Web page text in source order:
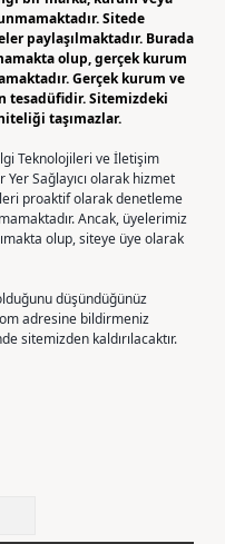
Sitede
paylaşılmaktadır. Burada
olup, gerçek kurum
Gerçek kurum ve
tesadüfidir. Sitemizdeki
taşımazlar.
Teknolojileri ve İletişim
Sağlayıcı olarak hizmet
proaktif olarak denetleme
Ancak, üyelerimiz
olup, siteye üye olarak
düşündüğünüz
adresine bildirmeniz
sitemizden kaldırılacaktır.